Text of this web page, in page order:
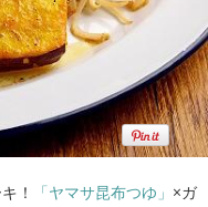
！ 「ヤマサ昆布つゆ」 ×ガ